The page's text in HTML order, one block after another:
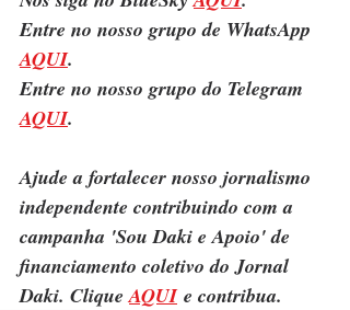
Entre no nosso grupo de WhatsApp
AQUI.
Entre no nosso grupo do Telegram
AQUI.
Ajude a fortalecer nosso jornalismo
independente contribuindo com a
campanha 'Sou Daki e Apoio' de
financiamento coletivo do Jornal
Daki. Clique AQUI e contribua.